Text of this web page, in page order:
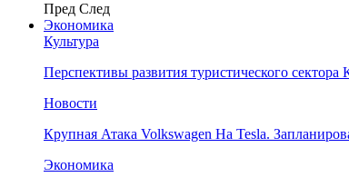
Пред След
Экономика
Культура
Перспективы развития туристического
Новости
Крупная Атака Volkswagen На Tesla.
Экономика